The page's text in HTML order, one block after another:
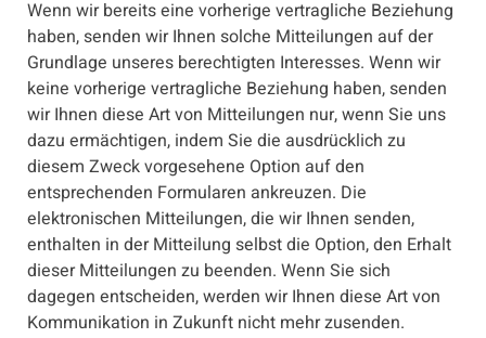
Wenn wir bereits eine vorherige vertragliche Beziehung
haben, senden wir Ihnen solche Mitteilungen auf der
Grundlage unseres berechtigten Interesses. Wenn wir
keine vorherige vertragliche Beziehung haben, senden
wir Ihnen diese Art von Mitteilungen nur, wenn Sie uns
dazu ermächtigen, indem Sie die ausdrücklich zu
diesem Zweck vorgesehene Option auf den
entsprechenden Formularen ankreuzen. Die
elektronischen Mitteilungen, die wir Ihnen senden,
enthalten in der Mitteilung selbst die Option, den Erhalt
dieser Mitteilungen zu beenden. Wenn Sie sich
dagegen entscheiden, werden wir Ihnen diese Art von
Kommunikation in Zukunft nicht mehr zusenden.